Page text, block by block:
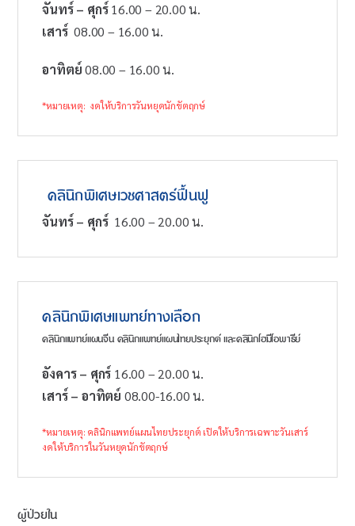
จันทร์ – ศุกร์16.00 – 20.00 น.
เสาร์08.00 – 16.00 น.
อาทิตย์08.00 – 16.00 น.
*หมายเหตุ: งดให้บริการวันหยุดนักขัตฤกษ์
คลินิกพิเศษเวชศาสตร์ฟื้นฟู
จันทร์ – ศุกร์ 16.00 – 20.00 น.
คลินิกพิเศษแพทย์ทางเลือก
คลินิกแพทย์แผนจีน คลินิกแพทย์แผนไทยประยุกต์ และคลินิกโฮมีโอพาธีย์
อังคาร – ศุกร์ 16.00 – 20.00 น.
เสาร์ – อาทิตย์ 08.00-16.00 น.
*หมายเหตุ: คลินิกแพทย์แผนไทยประยุกต์ เปิดให้บริการเฉพาะวันเสาร์
งดให้บริการในวันหยุดนักขัตฤกษ์
ผู้ป่วยใน